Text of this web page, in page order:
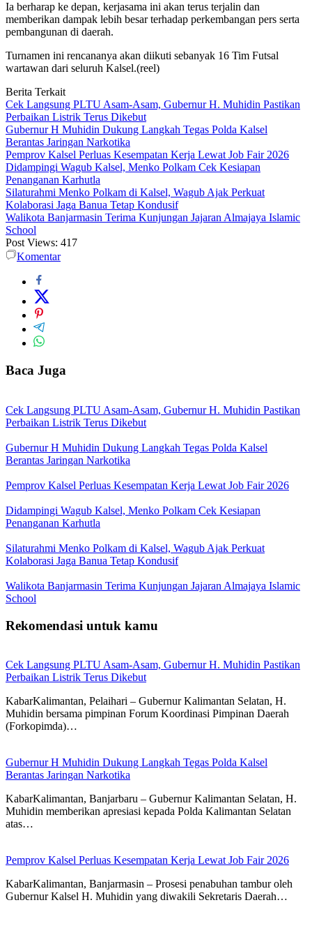
Ia berharap ke depan, kerjasama ini akan terus terjalin dan
memberikan dampak lebih besar terhadap perkembangan pers serta
pembangunan di daerah.
Turnamen ini rencananya akan diikuti sebanyak 16 Tim Futsal
wartawan dari seluruh Kalsel.(reel)
Berita Terkait
Cek Langsung PLTU Asam-Asam, Gubernur H. Muhidin Pastikan
Perbaikan Listrik Terus Dikebut
Gubernur H Muhidin Dukung Langkah Tegas Polda Kalsel
Berantas Jaringan Narkotika
Pemprov Kalsel Perluas Kesempatan Kerja Lewat Job Fair 2026
Didampingi Wagub Kalsel, Menko Polkam Cek Kesiapan
Penanganan Karhutla
Silaturahmi Menko Polkam di Kalsel, Wagub Ajak Perkuat
Kolaborasi Jaga Banua Tetap Kondusif
Walikota Banjarmasin Terima Kunjungan Jajaran Almajaya Islamic
School
Post Views: 417
Komentar
Baca Juga
Cek Langsung PLTU Asam-Asam, Gubernur H. Muhidin Pastikan
Perbaikan Listrik Terus Dikebut
Gubernur H Muhidin Dukung Langkah Tegas Polda Kalsel
Berantas Jaringan Narkotika
Pemprov Kalsel Perluas Kesempatan Kerja Lewat Job Fair 2026
Didampingi Wagub Kalsel, Menko Polkam Cek Kesiapan
Penanganan Karhutla
Silaturahmi Menko Polkam di Kalsel, Wagub Ajak Perkuat
Kolaborasi Jaga Banua Tetap Kondusif
Walikota Banjarmasin Terima Kunjungan Jajaran Almajaya Islamic
School
Rekomendasi untuk kamu
Cek Langsung PLTU Asam-Asam, Gubernur H. Muhidin Pastikan
Perbaikan Listrik Terus Dikebut
KabarKalimantan, Pelaihari – Gubernur Kalimantan Selatan, H.
Muhidin bersama pimpinan Forum Koordinasi Pimpinan Daerah
(Forkopimda)…
Gubernur H Muhidin Dukung Langkah Tegas Polda Kalsel
Berantas Jaringan Narkotika
KabarKalimantan, Banjarbaru – Gubernur Kalimantan Selatan, H.
Muhidin memberikan apresiasi kepada Polda Kalimantan Selatan
atas…
Pemprov Kalsel Perluas Kesempatan Kerja Lewat Job Fair 2026
KabarKalimantan, Banjarmasin – Prosesi penabuhan tambur oleh
Gubernur Kalsel H. Muhidin yang diwakili Sekretaris Daerah…